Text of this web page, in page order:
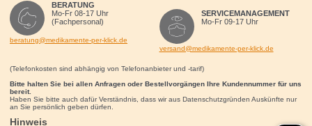
BERATUNG
Mo-Fr 08-17 Uhr
(Fachpersonal)
beratung@medikamente-per-klick.de
SERVICEMANAGEMENT
Mo-Fr 09-17 Uhr
versand@medikamente-per-klick.de
(Telefonkosten sind abhängig von Telefonanbieter und -tarif)
Bitte halten Sie bei allen Anfragen oder Bestellvorgängen Ihre Kundennummer für uns
bereit.
Haben Sie bitte auch dafür Verständnis, dass wir aus Datenschutzgründen Auskünfte nur
an Sie persönlich geben dürfen.
Hinweis